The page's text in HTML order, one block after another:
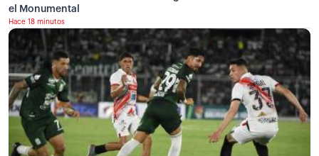
el Monumental
Hace 18 minutos